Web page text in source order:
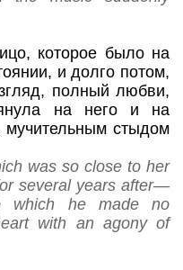
которое было на
и долго потом,
полный любви,
на него и на
мучительным стыдом
was so close to her
several years after—
he made no
with an agony of